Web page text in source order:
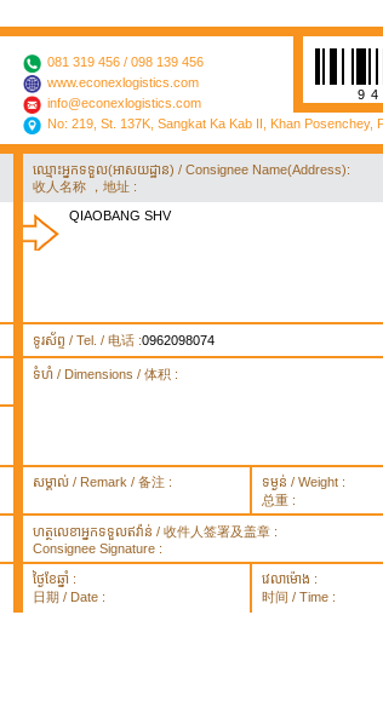
081 319 456 / 098 139 456
www.econexlogistics.com
info@econexlogistics.com
No: 219, St. 137K, Sangkat Ka Kab II, Khan Posenchey,
ឈ្មោះអ្នកទទួល(អាសយដ្ឋាន) / Consignee Name(Address):
收人名称 ，地址 :
QIAOBANG SHV
ទូរស័ព្ទ / Tel. / 电话 :0962098074
ទំហំ / Dimensions / 体积 :
សម្គាល់ / Remark / 备注 :
ទម្ងន់ / Weight :
总重 :
ហត្ថលេខាអ្នកទទួលឥវ៉ាន់ / 收件人签署及盖章 :
Consignee Signature :
ថ្ងៃខែឆ្នាំ :
日期 / Date :
វេលាម៉ោង :
时间 / Time :